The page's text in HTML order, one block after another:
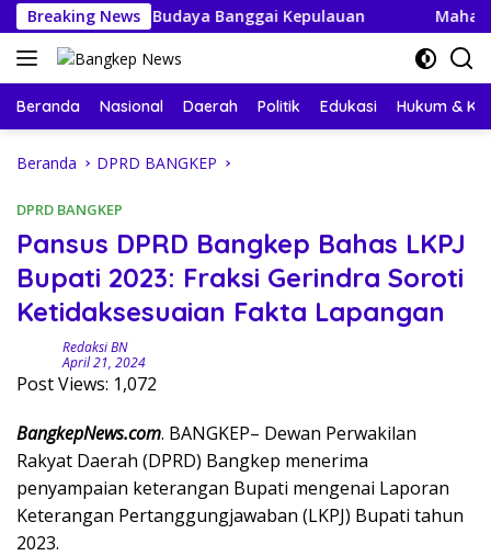
Langsung
ke
konten
Breaking News
Budaya Banggai Kepulauan Mahasiswa KKN-
Beranda Nasional Daerah Politik Edukasi Hukum &
Beranda DPRD BANGKEP
DPRD BANGKEP
Pansus DPRD Bangkep Bahas LKPJ
Bupati 2023: Fraksi Gerindra Soroti
Ketidaksesuaian Fakta Lapangan
Redaksi BN
April 21, 2024
Post Views: 1,072
BangkepNews.com. BANGKEP– Dewan Perwakilan
Rakyat Daerah (DPRD) Bangkep menerima
penyampaian keterangan Bupati mengenai Laporan
Keterangan Pertanggungjawaban (LKPJ) Bupati tahun
2023.